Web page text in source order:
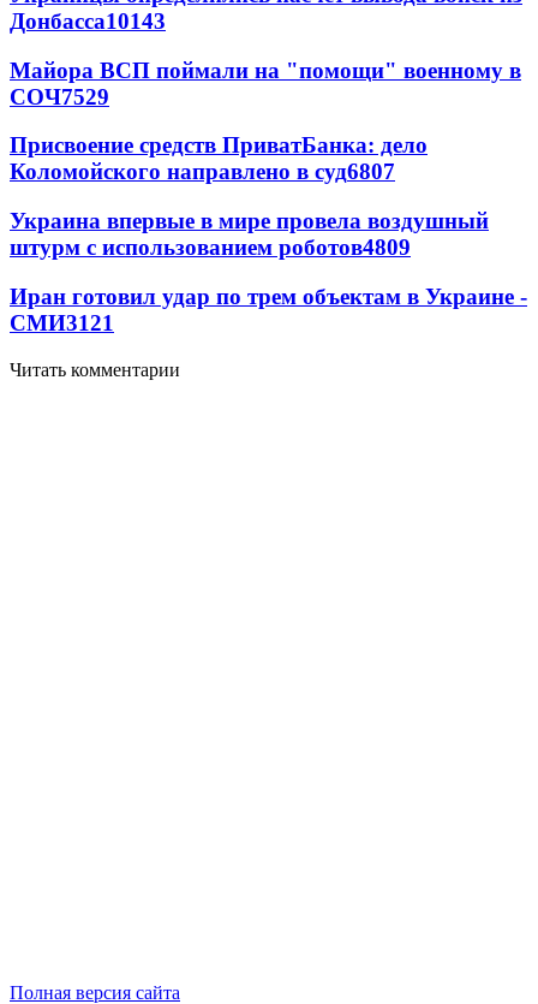
Донбасса10143
Майора ВСП поймали на "помощи" военному в
СОЧ7529
Присвоение средств ПриватБанка: дело
Коломойского направлено в суд6807
Украина впервые в мире провела воздушный
штурм с использованием роботов4809
Иран готовил удар по трем объектам в Украине -
СМИ3121
Читать комментарии
Полная версия сайта